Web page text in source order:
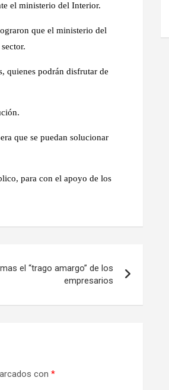
el ministerio del Interior.
que el ministerio del
quienes podrán disfrutar de
que se puedan solucionar
para con el apoyo de los
el “trago amargo” de los
empresarios
con *